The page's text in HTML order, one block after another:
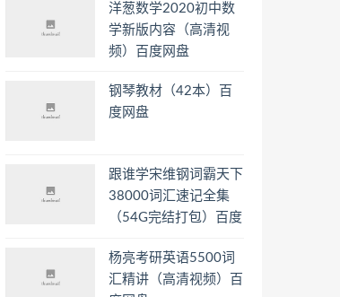
洋葱数学2020初中数
学新版内容（高清视
频）百度网盘
钢琴教材（42本）百
度网盘
跟谁学宋维钢词霸天下
38000词汇速记全集
（54G完结打包）百度
杨亮考研英语5500词
汇精讲（高清视频）百